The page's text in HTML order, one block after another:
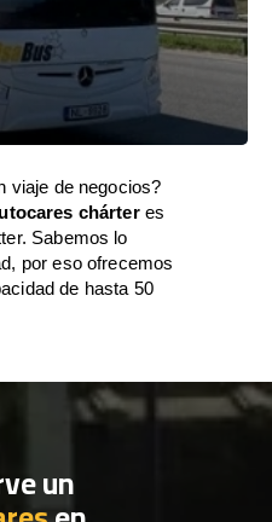
viaje de negocios?
chárteres
Sabemos lo
por eso ofrecemos
de hasta 50
un